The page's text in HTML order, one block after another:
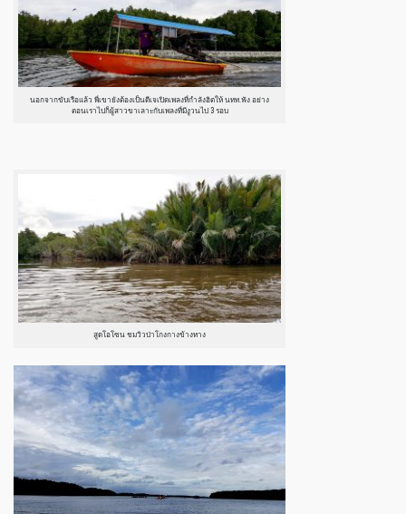
นอกจากขับเรือแล้ว พี่เขายังต้องเป็นดีเจเปิดเพลงที่กำลังฮิตให้ นทท.ฟัง อย่าง
ตอนเราไปก็ผู้สาวขาเลาะกับเพลงที่มีงูวนไป 3 รอบ
สูดโอโซน ชมวิวป่าโกงกางข้างทาง